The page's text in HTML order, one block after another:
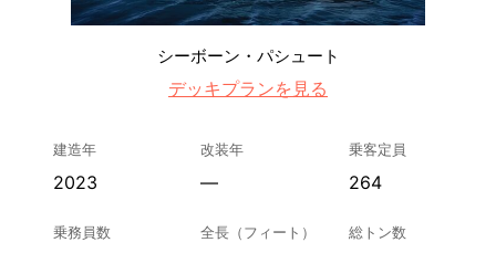
シーボーン・パシュート
デッキプランを見る
建造年
2023
改装年
—
乗客定員
264
乗務員数 全長（フィート） 総トン数